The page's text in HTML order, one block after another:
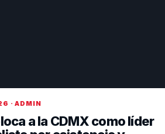
· ADMIN
a la CDMX como líder